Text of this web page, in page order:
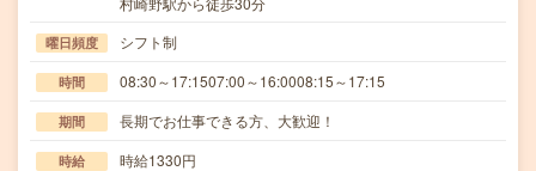
曜日頻度 シフト制
時間 08:30～17:1507:00～16:0008:15～17:15
期間 長期でお仕事できる方、大歓迎！
時給 時給1330円